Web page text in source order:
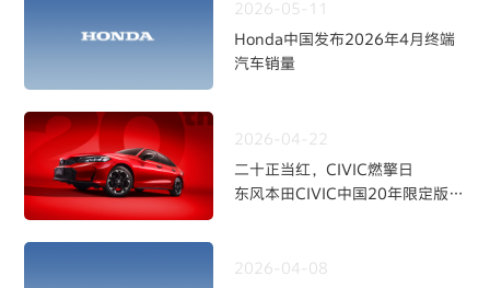
2026-05-11
Honda中国发布2026年4月终端
汽车销量
2026-04-22
二十正当红，CIVIC燃擎日
东风本田CIVIC中国20年限定版焕
2026-04-08